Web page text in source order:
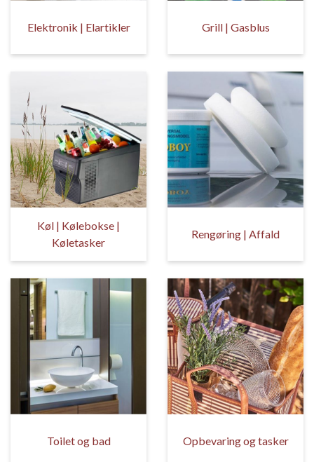
Elektronik | Elartikler Grill | Gasblus
Køl | Kølebokse |
Køletasker
Rengøring | Affald
Toilet og bad Opbevaring og tasker